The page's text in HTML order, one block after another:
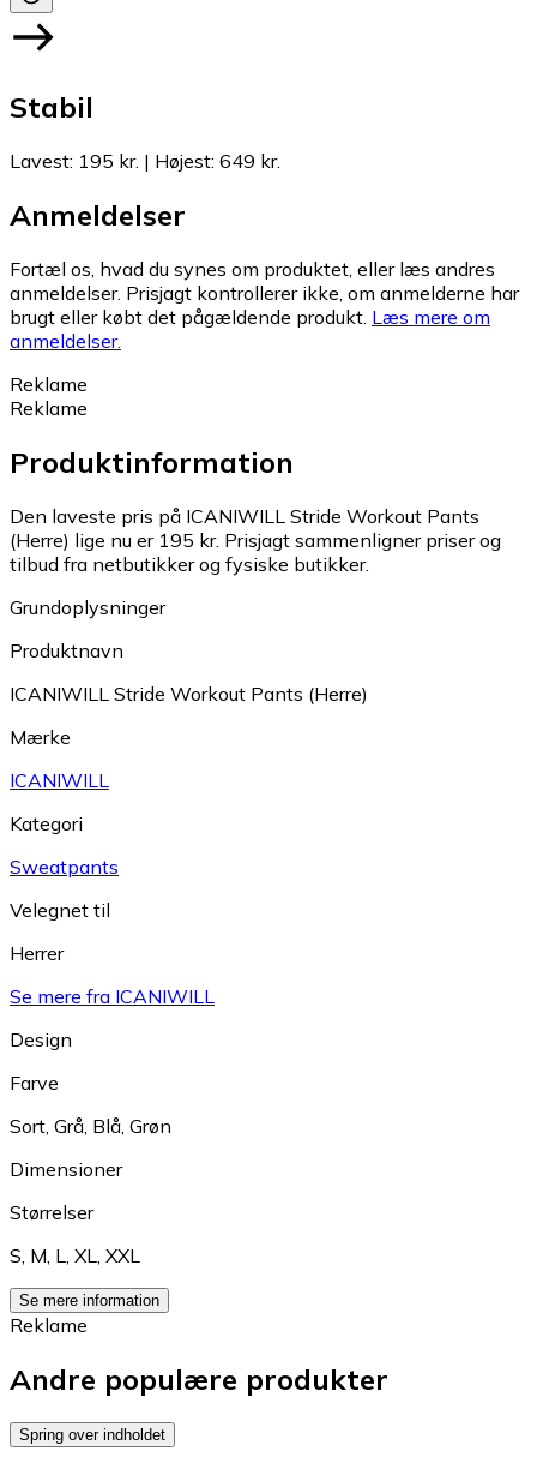
Stabil
Lavest: 195 kr. | Højest: 649 kr.
Anmeldelser
Fortæl os, hvad du synes om produktet, eller læs andres
anmeldelser. Prisjagt kontrollerer ikke, om anmelderne har
brugt eller købt det pågældende produkt. Læs mere om
anmeldelser.
Reklame
Reklame
Produktinformation
Den laveste pris på ICANIWILL Stride Workout Pants
(Herre) lige nu er 195 kr. Prisjagt sammenligner priser og
tilbud fra netbutikker og fysiske butikker.
Grundoplysninger
Produktnavn
ICANIWILL Stride Workout Pants (Herre)
Mærke
ICANIWILL
Kategori
Sweatpants
Velegnet til
Herrer
Se mere fra ICANIWILL
Design
Farve
Sort Grå Blå Grøn
Dimensioner
Størrelser
S M L XL XXL
Se mere information
Reklame
Andre populære produkter
Spring over indholdet